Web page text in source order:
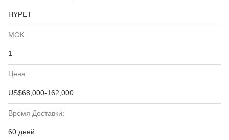
HYPET
МОК:
1
Цена:
US$68,000-162,000
Время Доставки:
60 дней